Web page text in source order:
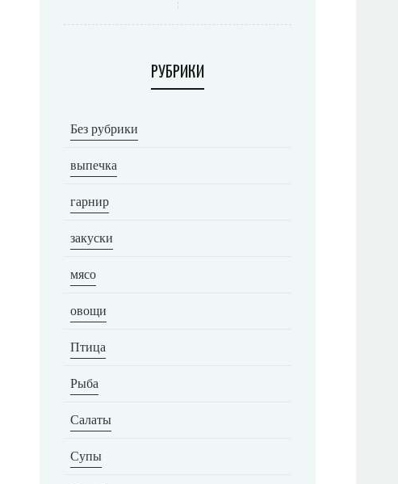
РУБРИКИ
Без рубрики
выпечка
гарнир
закуски
мясо
овощи
Птица
Рыба
Салаты
Супы